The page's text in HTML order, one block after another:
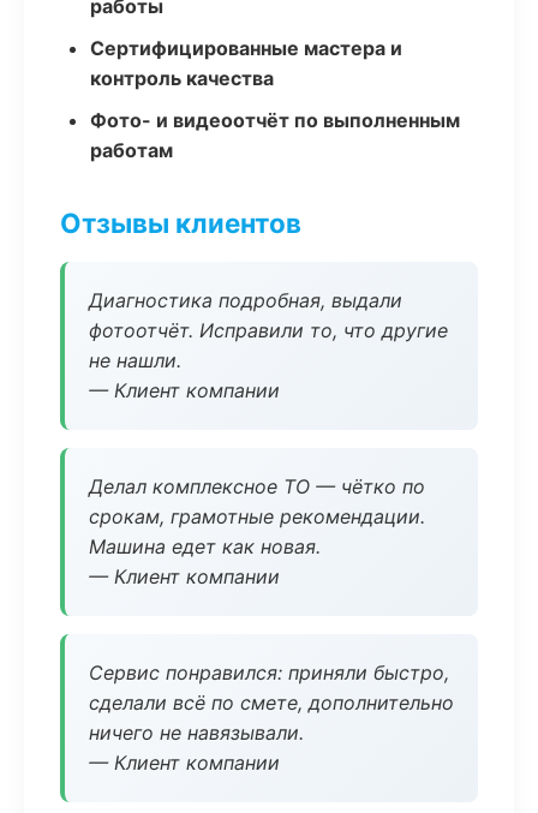
работы
Сертифицированные мастера и
контроль качества
Фото- и видеоотчёт по выполненным
работам
Отзывы клиентов
Диагностика подробная, выдали
фотоотчёт. Исправили то, что другие
не нашли.
— Клиент компании
Делал комплексное ТО — чётко по
срокам, грамотные рекомендации.
Машина едет как новая.
— Клиент компании
Сервис понравился: приняли быстро,
сделали всё по смете, дополнительно
ничего не навязывали.
— Клиент компании